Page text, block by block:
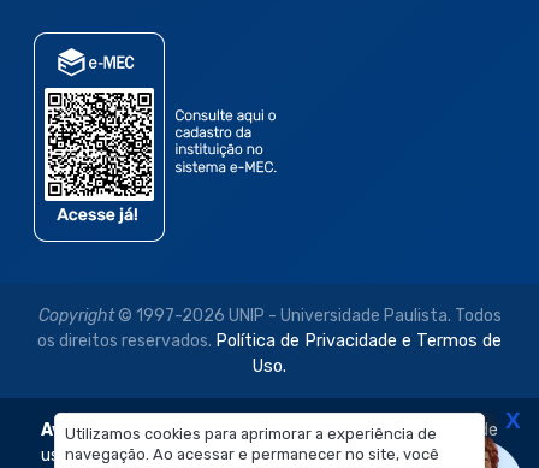
Utilizamos cookies para aprimorar a experiência de
navegação. Ao acessar e permanecer no site, você
Copyright© 1997-2026 UNIP - Universidade Paulista. Todos
os direitos reservados. Política de Privacidade e Termos de
Uso.
Aviso Legal: As imagens disponibilizadas neste site são de
uso exclusivo institucional do Sistema de Ensino Objetivo e
X